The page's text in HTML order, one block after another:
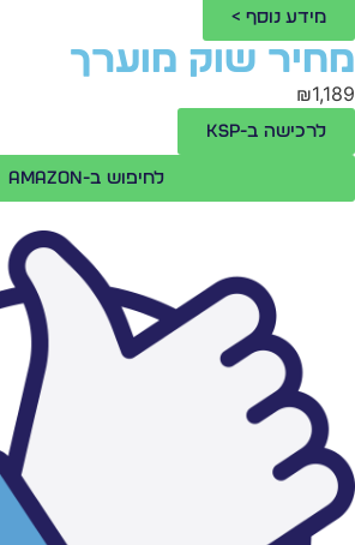
מידע נוסף >
שוק מוערך
לרכישה ב-KSP
לחיפוש ב-Amazon